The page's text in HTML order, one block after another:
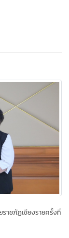
าชภัฏเชียงรายครั้งที่